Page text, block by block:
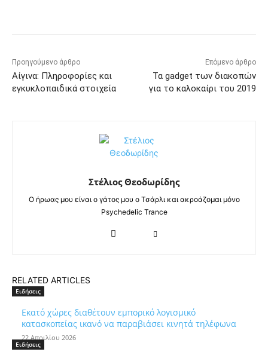
Προηγούμενο άρθρο
Αίγινα: Πληροφορίες και
εγκυκλοπαιδικά στοιχεία
Επόμενο άρθρο
Τα gadget των διακοπών
για το καλοκαίρι του 2019
Στέλιος Θεοδωρίδης
Ο ήρωας μου είναι ο γάτος μου ο Τσάρλι και ακροάζομαι μόνο
Psychedelic Trance
RELATED ARTICLES
Ειδήσεις
Εκατό χώρες διαθέτουν εμπορικό λογισμικό
κατασκοπείας ικανό να παραβιάσει κινητά τηλέφωνα
22 Απριλίου 2026
Ειδήσεις